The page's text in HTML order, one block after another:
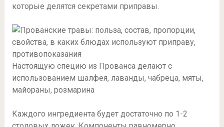
которые делятся секретами приправы.
Настоящую специю из Прованса делают с
использованием шалфея, лаванды, чабреца, мяты,
майораны, розмарина
Каждого ингредиента будет достаточно по 1-2